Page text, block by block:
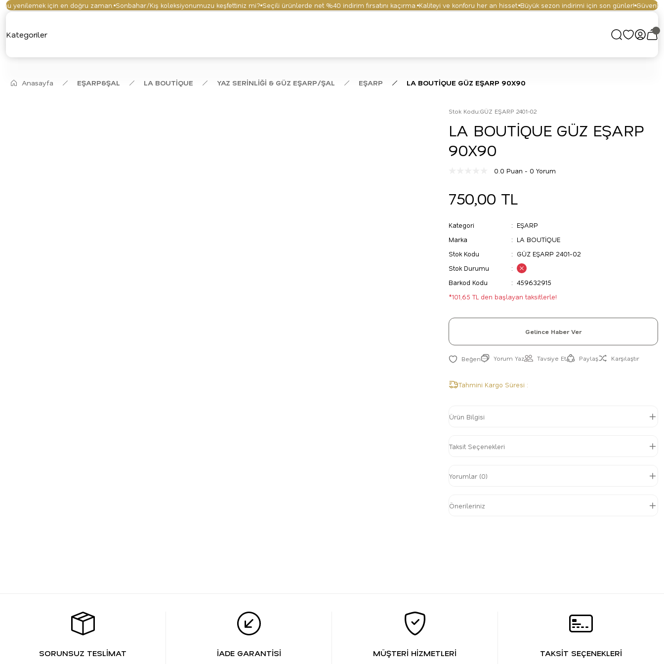
yenilemek için en doğru zaman. Sonbahar/Kış koleksiyonumuzu keşfettiniz mi? Seçili ürünlerde net %40 indirim fırsatını kaçırma. Kaliteyi ve konforu her an hisset. Büyük sezon indirimi için son günler! Güvenli
Kategoriler
Anasayfa EŞARP&ŞAL LA BOUTİQUE YAZ SERİNLİĞİ & GÜZ EŞARP/ŞAL EŞARP LA BOUTİQUE GÜZ EŞARP 90X90
Stok Kodu:GÜZ EŞARP 2401-02
LA BOUTİQUE GÜZ EŞARP
90X90
0.0 Puan - 0 Yorum
750,00 TL
Kategori
EŞARP
Marka
LA BOUTİQUE
Stok Kodu
GÜZ EŞARP 2401-02
Stok Durumu
Barkod Kodu
459632915
*101,65 TL den başlayan taksitlerle!
Gelince Haber Ver
Yorum Yaz Tavsiye Et Paylaş Karşılaştır
Tahmini Kargo Süresi :
Ürün Bilgisi
Taksit Seçenekleri
Yorumlar (0)
Önerileriniz
SORUNSUZ TESLİMAT İADE GARANTİSİ MÜŞTERİ HİZMETLERİ TAKSİT SEÇENEKLERİ